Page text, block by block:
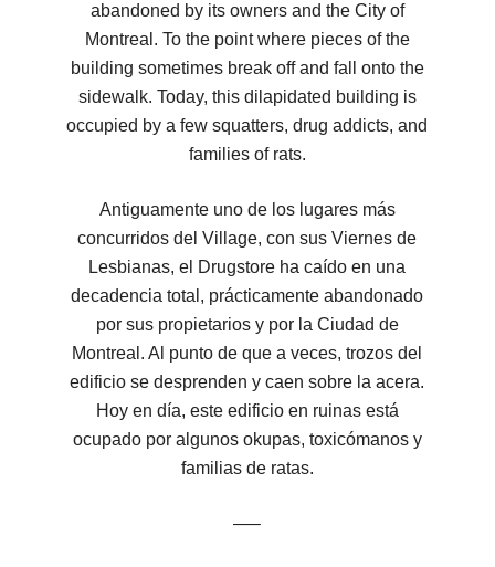
abandoned by its owners and the City of
Montreal. To the point where pieces of the
building sometimes break off and fall onto the
sidewalk. Today, this dilapidated building is
occupied by a few squatters, drug addicts, and
families of rats.
Antiguamente uno de los lugares más
concurridos del Village, con sus Viernes de
Lesbianas, el Drugstore ha caído en una
decadencia total, prácticamente abandonado
por sus propietarios y por la Ciudad de
Montreal. Al punto de que a veces, trozos del
edificio se desprenden y caen sobre la acera.
Hoy en día, este edificio en ruinas está
ocupado por algunos okupas, toxicómanos y
familias de ratas.
—–